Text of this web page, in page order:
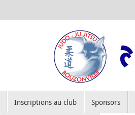
Inscriptions au club Sponsors